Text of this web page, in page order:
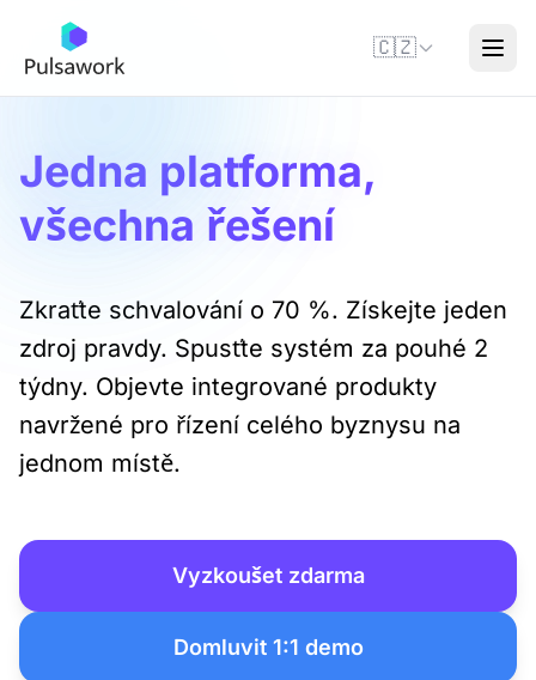
🇨🇿
Jedna platforma,
všechna řešení
Zkraťte schvalování o 70 %. Získejte jeden
zdroj pravdy. Spusťte systém za pouhé 2
týdny. Objevte integrované produkty
navržené pro řízení celého byznysu na
jednom místě.
Vyzkoušet zdarma
Domluvit 1:1 demo